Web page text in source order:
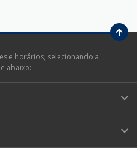
e horários, selecionando a
abaixo: